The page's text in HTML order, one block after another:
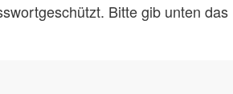
Bitte gib unten